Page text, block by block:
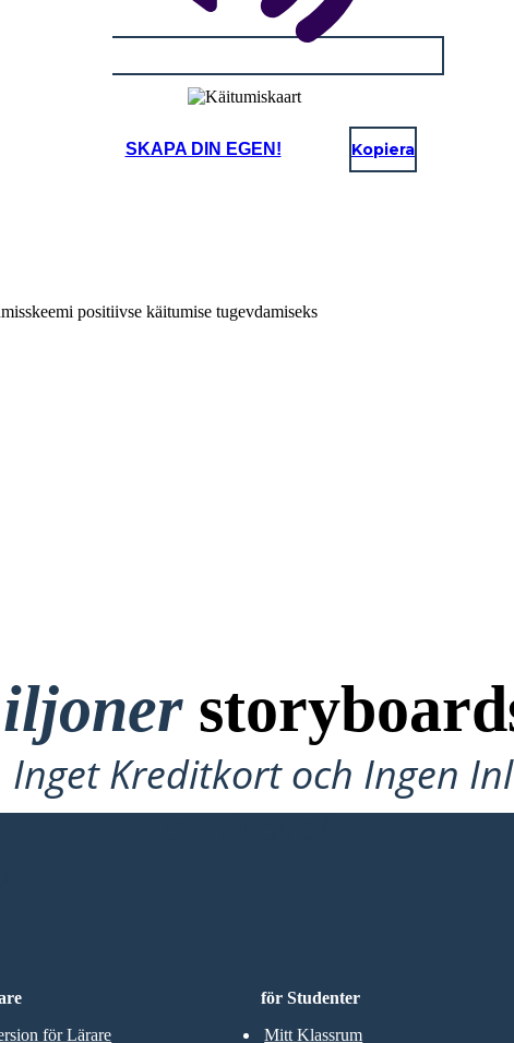
SKAPA DIN EGEN! Kopiera
positiivse käitumise tugevdamiseks
Kreditkort och Ingen
att Prova!
för Studenter
Mitt Klassrum
för Lärare